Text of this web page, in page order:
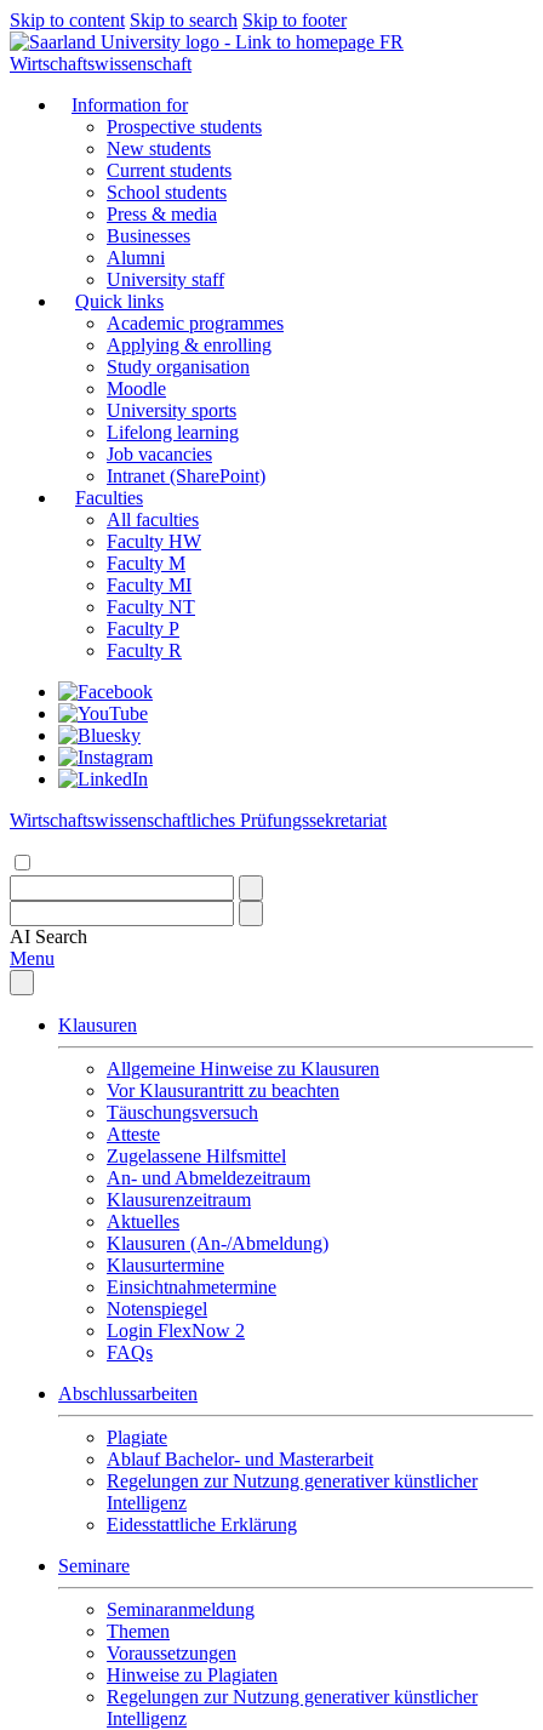
Skip to content Skip to search Skip to footer
FR
Wirtschaftswissenschaft
Information for
Prospective students
New students
Current students
School students
Press & media
Businesses
Alumni
University staff
Quick links
Academic programmes
Applying & enrolling
Study organisation
Moodle
University sports
Lifelong learning
Job vacancies
Intranet (SharePoint)
Faculties
All faculties
Faculty HW
Faculty M
Faculty MI
Faculty NT
Faculty P
Faculty R
Wirtschaftswissenschaftliches Prüfungssekretariat
AI Search
Menu
Klausuren
Allgemeine Hinweise zu Klausuren
Vor Klausurantritt zu beachten
Täuschungsversuch
Atteste
Zugelassene Hilfsmittel
An- und Abmeldezeitraum
Klausurenzeitraum
Aktuelles
Klausuren (An-/Abmeldung)
Klausurtermine
Einsichtnahmetermine
Notenspiegel
Login FlexNow 2
FAQs
Abschlussarbeiten
Plagiate
Ablauf Bachelor- und Masterarbeit
Regelungen zur Nutzung generativer künstlicher
Intelligenz
Eidesstattliche Erklärung
Seminare
Seminaranmeldung
Themen
Voraussetzungen
Hinweise zu Plagiaten
Regelungen zur Nutzung generativer künstlicher
Intelligenz